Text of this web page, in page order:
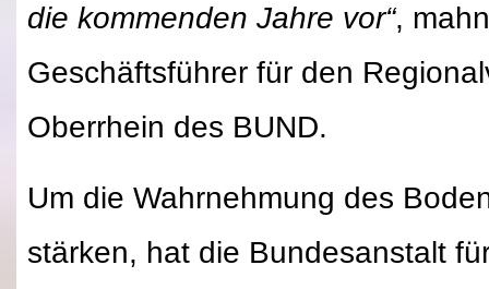
die kommenden Jahre vor“,
Geschäftsführer für den
Oberrhein des BUND.
Um die Wahrnehmung des
stärken, hat die Bundesanstalt